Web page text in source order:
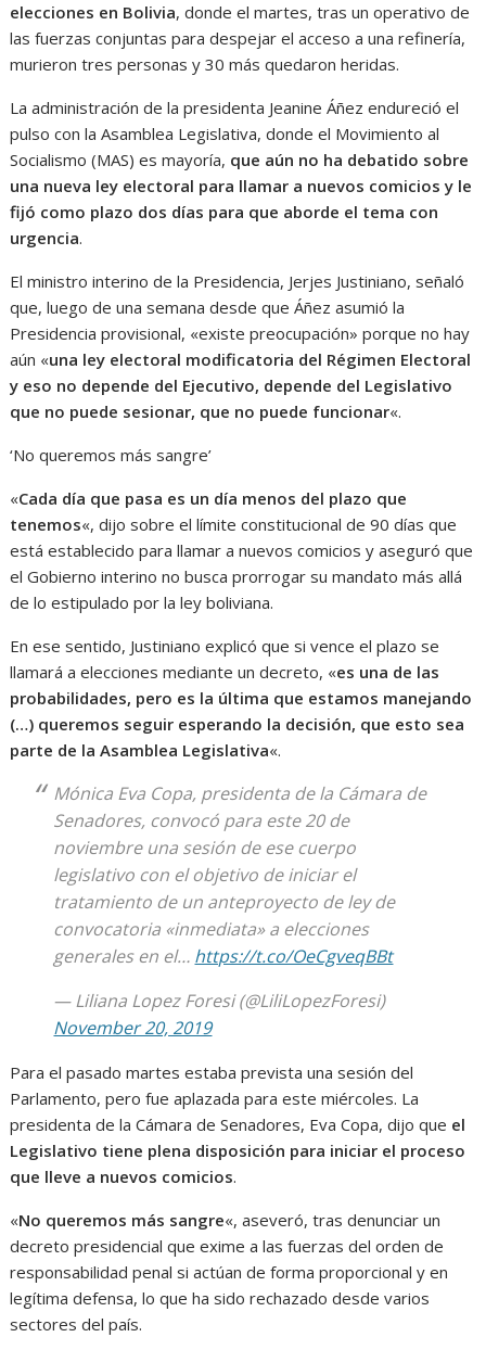
elecciones en Bolivia, donde el martes, tras un operativo de
las fuerzas conjuntas para despejar el acceso a una refinería,
murieron tres personas y 30 más quedaron heridas.
La administración de la presidenta Jeanine Áñez endureció el
pulso con la Asamblea Legislativa, donde el Movimiento al
Socialismo (MAS) es mayoría, que aún no ha debatido sobre
una nueva ley electoral para llamar a nuevos comicios y le
fijó como plazo dos días para que aborde el tema con
urgencia.
El ministro interino de la Presidencia, Jerjes Justiniano, señaló
que, luego de una semana desde que Áñez asumió la
Presidencia provisional, «existe preocupación» porque no hay
aún «una ley electoral modificatoria del Régimen Electoral
y eso no depende del Ejecutivo, depende del Legislativo
que no puede sesionar, que no puede funcionar«.
‘No queremos más sangre’
«Cada día que pasa es un día menos del plazo que
tenemos«, dijo sobre el límite constitucional de 90 días que
está establecido para llamar a nuevos comicios y aseguró que
el Gobierno interino no busca prorrogar su mandato más allá
de lo estipulado por la ley boliviana.
En ese sentido, Justiniano explicó que si vence el plazo se
llamará a elecciones mediante un decreto, «es una de las
probabilidades, pero es la última que estamos manejando
(…) queremos seguir esperando la decisión, que esto sea
parte de la Asamblea Legislativa«.
Mónica Eva Copa, presidenta de la Cámara de
Senadores, convocó para este 20 de
noviembre una sesión de ese cuerpo
legislativo con el objetivo de iniciar el
tratamiento de un anteproyecto de ley de
convocatoria «inmediata» a elecciones
generales en el… https://t.co/OeCgveqBBt
— Liliana Lopez Foresi (@LiliLopezForesi)
November 20, 2019
Para el pasado martes estaba prevista una sesión del
Parlamento, pero fue aplazada para este miércoles. La
presidenta de la Cámara de Senadores, Eva Copa, dijo que el
Legislativo tiene plena disposición para iniciar el proceso
que lleve a nuevos comicios.
«No queremos más sangre«, aseveró, tras denunciar un
decreto presidencial que exime a las fuerzas del orden de
responsabilidad penal si actúan de forma proporcional y en
legítima defensa, lo que ha sido rechazado desde varios
sectores del país.